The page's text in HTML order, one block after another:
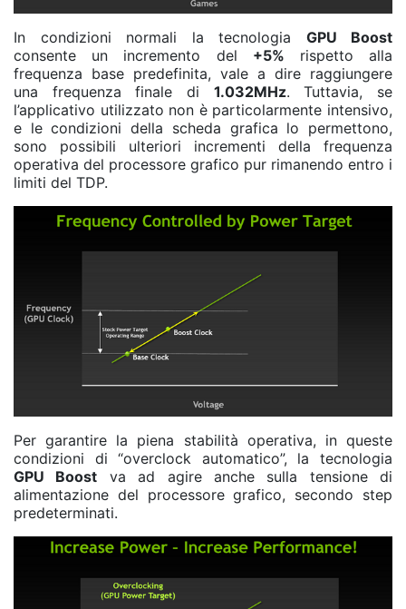
In condizioni normali la tecnologia GPU Boost
consente un incremento del +5% rispetto alla
frequenza base predefinita, vale a dire raggiungere
una frequenza finale di 1.032MHz. Tuttavia, se
l’applicativo utilizzato non è particolarmente intensivo,
e le condizioni della scheda grafica lo permettono,
sono possibili ulteriori incrementi della frequenza
operativa del processore grafico pur rimanendo entro i
limiti del TDP.
Per garantire la piena stabilità operativa, in queste
condizioni di “overclock automatico”, la tecnologia
GPU Boost va ad agire anche sulla tensione di
alimentazione del processore grafico, secondo step
predeterminati.